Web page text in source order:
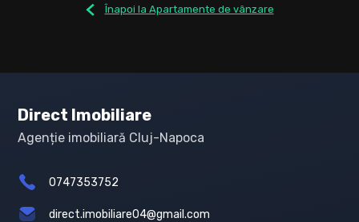
Înapoi la Apartamente de vânzare
Direct Imobiliare
Agenție imobiliară Cluj-Napoca
0747353752
direct.imobiliare04@gmail.com